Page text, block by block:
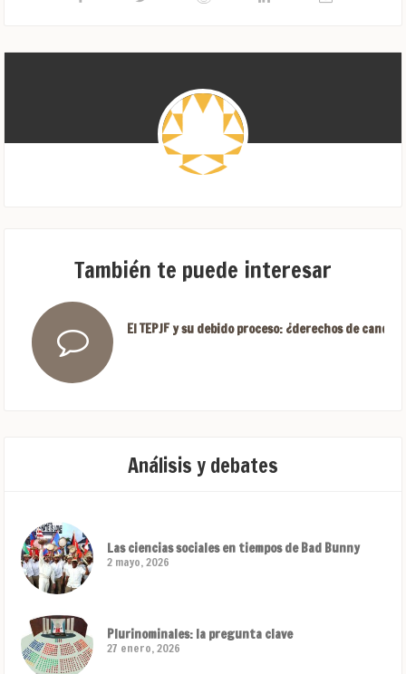
También te puede interesar
El TEPJF y su debido proceso: ¿derechos de
Análisis y debates
Las ciencias sociales en tiempos de Bad Bunny
2 mayo, 2026
Plurinominales: la pregunta clave
27 enero, 2026